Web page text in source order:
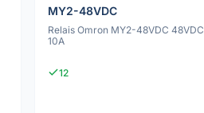
MY2-48VDC
Relais Omron MY2-48VDC 48VDC
10A
12